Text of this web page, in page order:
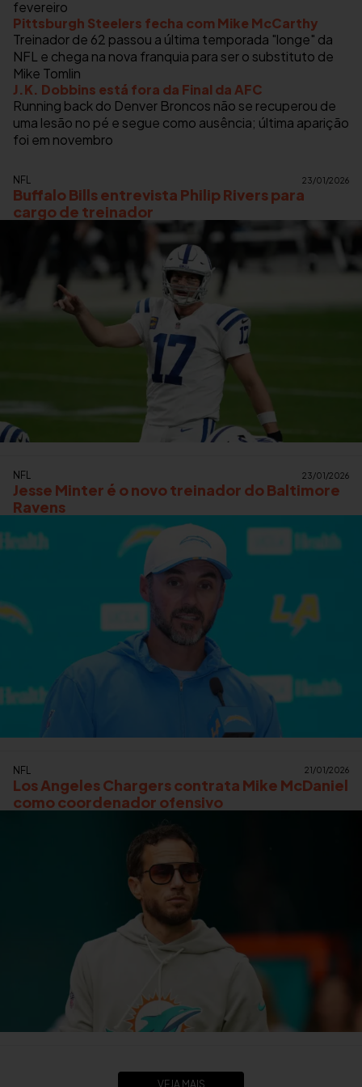
fevereiro
Pittsburgh Steelers fecha com Mike McCarthy
Treinador de 62 passou a última temporada "longe" da
NFL e chega na nova franquia para ser o substituto de
Mike Tomlin
J.K. Dobbins está fora da Final da AFC
Running back do Denver Broncos não se recuperou de
uma lesão no pé e segue como ausência; última aparição
foi em novembro
NFL 23/01/2026
Buffalo Bills entrevista Philip Rivers para
cargo de treinador
NFL 23/01/2026
Jesse Minter é o novo treinador do Baltimore
Ravens
NFL 21/01/2026
Los Angeles Chargers contrata Mike McDaniel
como coordenador ofensivo
VEJA MAIS